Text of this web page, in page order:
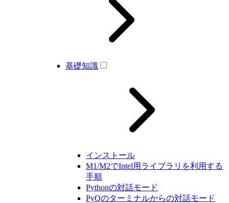
基礎知識
インストール
M1/M2でIntel用ライブラリを利用する
手順
Pythonの対話モード
PyQのターミナルからの対話モード